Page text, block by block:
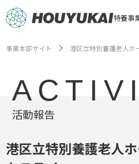
特養事
事業本部サイト 港区立特別養護老人ホ
活動報告
港区立特別養護老人